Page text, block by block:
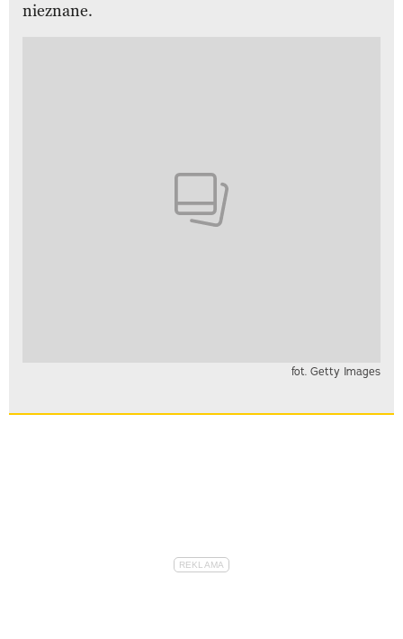
nieznane.
fot. Getty Images